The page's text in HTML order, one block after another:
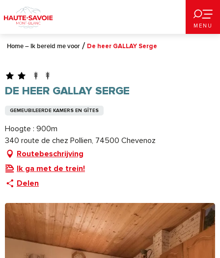
au
contenu
principal
MENU
Home – Ik bereid me voor De heer GALLAY Serge
DE HEER GALLAY SERGE
GEMEUBILEERDE KAMERS EN GÎTES
Hoogte : 900m
340 route de chez Pollien, 74500 Chevenoz
Routebeschrijving
Ik ga met de trein!
Delen